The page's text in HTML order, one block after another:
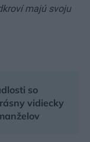
majú svoju
so
vidiecky